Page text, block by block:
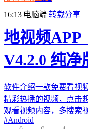
16:13 电脑端 转载分享
地视频APP
V4.2.0 纯净
软件介绍一款免费看视
精彩热播的视频，点击
观看视频内容，多搜索
#Android